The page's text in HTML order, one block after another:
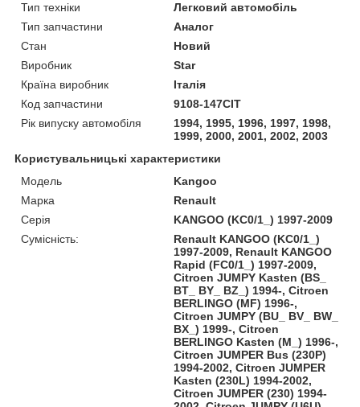
Тип техніки
Легковий автомобіль
Тип запчастини
Аналог
Стан
Новий
Виробник
Star
Країна виробник
Італія
Код запчастини
9108-147CIT
Рік випуску автомобіля
1994, 1995, 1996, 1997, 1998,
1999, 2000, 2001, 2002, 2003
Користувальницькі характеристики
Модель
Kangoo
Марка
Renault
Серія
KANGOO (KC0/1_) 1997-2009
Сумісність:
Renault KANGOO (KC0/1_)
1997-2009, Renault KANGOO
Rapid (FC0/1_) 1997-2009,
Citroen JUMPY Kasten (BS_
BT_ BY_ BZ_) 1994-, Citroen
BERLINGO (MF) 1996-,
Citroen JUMPY (BU_ BV_ BW_
BX_) 1999-, Citroen
BERLINGO Kasten (M_) 1996-,
Citroen JUMPER Bus (230P)
1994-2002, Citroen JUMPER
Kasten (230L) 1994-2002,
Citroen JUMPER (230) 1994-